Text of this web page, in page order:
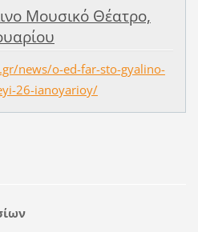
Μουσικό Θέατρο,
news/o-ed-far-sto-gyalino-
26-ianoyarioy/